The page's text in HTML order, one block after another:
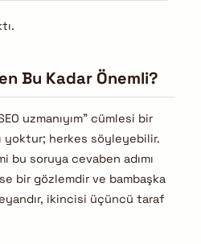
Bu Kadar Önemli?
uzmanıyım” cümlesi bir
yoktur; herkes söyleyebilir.
bu soruya cevaben adımı
bir gözlemdir ve bambaşka
ikincisi üçüncü taraf